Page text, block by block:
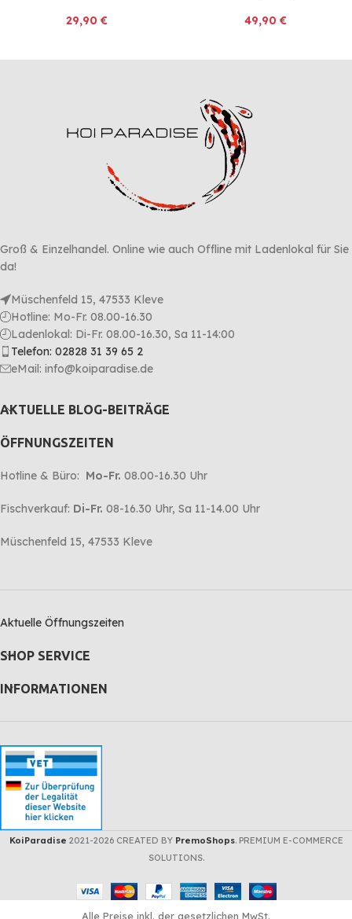
29,90 € 49,90 €
Groß & Einzelhandel. Online wie auch Offline mit Ladenlokal für Sie
da!
Müschenfeld 15, 47533 Kleve
Hotline: Mo-Fr. 08.00-16.30
Ladenlokal: Di-Fr. 08.00-16.30, Sa 11-14:00
Telefon: 02828 31 39 65 2
eMail: info@koiparadise.de
AKTUELLE BLOG-BEITRÄGE
ÖFFNUNGSZEITEN
Hotline & Büro: Mo-Fr. 08.00-16.30 Uhr
Fischverkauf: Di-Fr. 08-16.30 Uhr, Sa 11-14.00 Uhr
Müschenfeld 15, 47533 Kleve
Aktuelle Öffnungszeiten
SHOP SERVICE
INFORMATIONEN
KoiParadise 2021-2026 CREATED BY PremoShops. PREMIUM E-COMMERCE
SOLUTIONS.
Alle Preise inkl. der gesetzlichen MwSt.